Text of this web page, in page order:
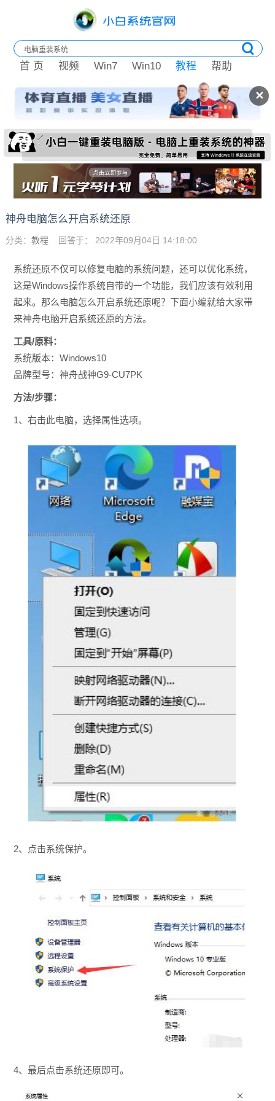
✕
首 页 视频 Win7 Win10 教程 帮助
神舟电脑怎么开启系统还原
分类： 教程 回答于： 2022年09月04日 14:18:00
系统还原不仅可以修复电脑的系统问题，还可以优化系统，
这是Windows操作系统自带的一个功能，我们应该有效利用
起来。那么电脑怎么开启系统还原呢？下面小编就给大家带
来神舟电脑开启系统还原的方法。
工具/原料：
系统版本：Windows10
品牌型号：神舟战神G9-CU7PK
方法/步骤：
1、右击此电脑，选择属性选项。
2、点击系统保护。
4、最后点击系统还原即可。